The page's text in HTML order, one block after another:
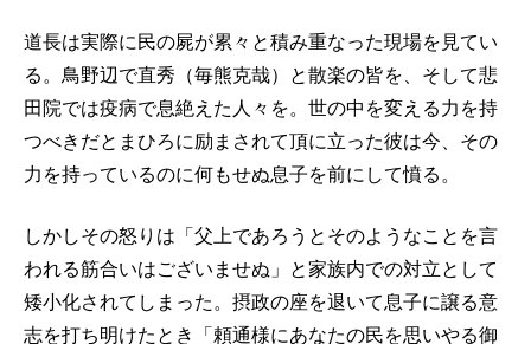
道長は実際に民の屍が累々と積み重なった現場を見てい
る。鳥野辺で直秀（毎熊克哉）と散楽の皆を、そして悲
田院では疫病で息絶えた人々を。世の中を変える力を持
つべきだとまひろに励まされて頂に立った彼は今、その
力を持っているのに何もせぬ息子を前にして憤る。
しかしその怒りは「父上であろうとそのようなことを言
われる筋合いはございませぬ」と家族内での対立として
矮小化されてしまった。摂政の座を退いて息子に譲る意
志を打ち明けたとき「頼通様にあなたの民を思いやる御